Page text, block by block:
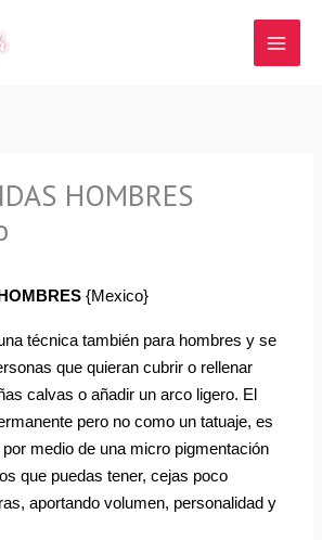
HOMBRES
{Mexico}
técnica también para hombres y se
que quieran cubrir o rellenar
calvas o añadir un arco ligero. El
pero no como un tatuaje, es
medio de una micro pigmentación
que puedas tener, cejas poco
aportando volumen, personalidad y